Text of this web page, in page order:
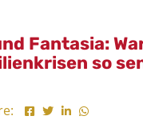
Fantasia:
so